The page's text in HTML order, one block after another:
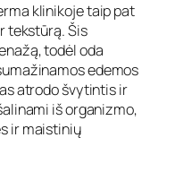
klinikojetaip pat
tekstūrą. Šis
todėl oda
edemos
atrodo švytintis ir
iš organizmo,
ir maistinių